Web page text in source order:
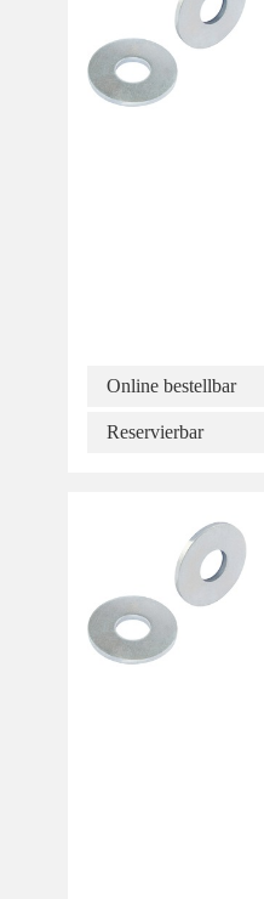
Online bestellbar
Reservierbar